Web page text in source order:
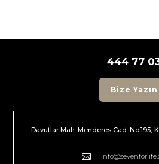
444 77
Bize Yazın
Davutlar Mah. Menderes Cad. No:195,
